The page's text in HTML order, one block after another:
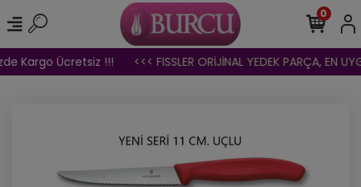
Kargo Ücretsiz !!! <<< FISSLER ORİJİNAL YEDEK PARÇA, EN
0